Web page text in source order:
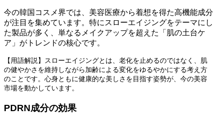
今の韓国コスメ界では、美容医療から着想を得た高機能成分
が注目を集めています。特にスローエイジングをテーマにし
た製品が多く、単なるメイクアップを超えた「肌の土台ケ
ア」がトレンドの核心です。
【用語解説】スローエイジングとは、老化を止めるのではなく、肌
の健やかさを維持しながら加齢による変化をゆるやかにする考え方
のことです。心身ともに健康的な美しさを目指す姿勢が、今の美容
市場を動かしています。
PDRN成分の効果